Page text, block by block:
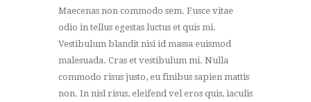
Maecenas non commodo sem. Fusce vitae
odio in tellus egestas luctus et quis mi.
Vestibulum blandit nisi id massa euismod
malesuada. Cras et vestibulum mi. Nulla
commodo risus justo, eu finibus sapien mattis
non. In nisl risus, eleifend vel eros quis, iaculis